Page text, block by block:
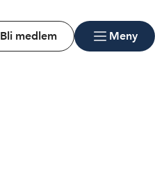
Bli medlem Meny